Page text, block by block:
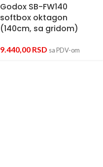
Godox SB-FW140
softbox oktagon
(140cm, sa gridom)
9.440,00 RSD sa PDV-om